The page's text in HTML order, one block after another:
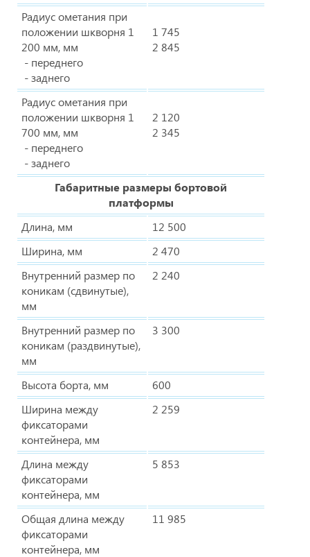
Радиус ометания при
положении шкворня 1
200 мм, мм
- переднего
- заднего
1 745
2 845
Радиус ометания при
положении шкворня 1
700 мм, мм
- переднего
- заднего
2 120
2 345
Габаритные размеры бортовой
платформы
Длина, мм
12 500
Ширина, мм
2 470
Внутренний размер по
коникам (сдвинутые),
мм
2 240
Внутренний размер по
коникам (раздвинутые),
мм
3 300
Высота борта, мм
600
Ширина между
фиксаторами
контейнера, мм
2 259
Длина между
фиксаторами
контейнера, мм
5 853
Общая длина между
фиксаторами
контейнера, мм
11 985